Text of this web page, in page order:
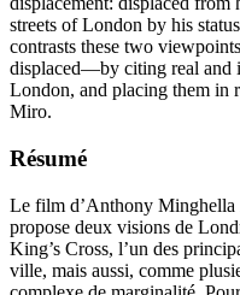
streets of London by his
contrasts these two
displaced—by citing real and
London, and placing them in
Miro.
Résumé
Le film d’Anthony Minghella
propose deux visions de
King’s Cross, l’un des
ville, mais aussi, comme